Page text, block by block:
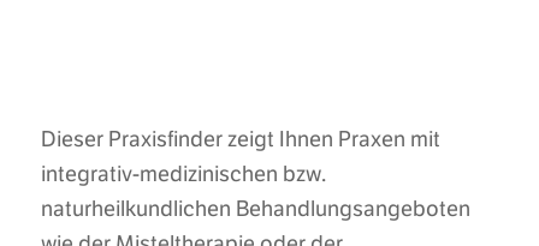
Dieser Praxisfinder zeigt Ihnen Praxen mit
integrativ-medizinischen bzw.
naturheilkundlichen Behandlungsangeboten